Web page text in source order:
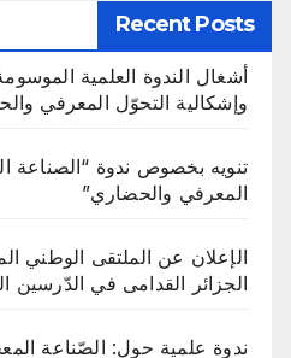
Recent Posts
أشغال الندوة العلمية
وإشكالية التحوّل المعرفي
تنويه بخصوص ندوة “الصناعة
المعرفي والحضاري”
الإعلان عن الملتقى الوطني
الجزائر القدامى في الدّرسين
ندوة علمية حول: الصّناعة